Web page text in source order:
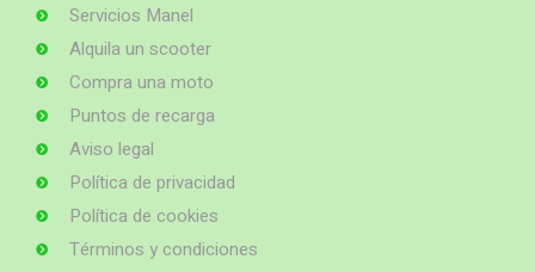
Servicios Manel
Alquila un scooter
Compra una moto
Puntos de recarga
Aviso legal
Política de privacidad
Política de cookies
Términos y condiciones